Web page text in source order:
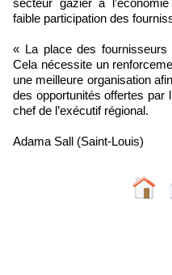
secteur gazier à
faible participation des
« La place des
Cela nécessite un
une meilleure organisation
des opportunités offertes par
chef de l’exécutif régional.
Adama Sall (Saint-Louis)